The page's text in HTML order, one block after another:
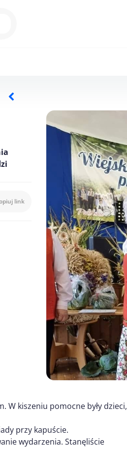
link
W kiszeniu pomocne były dzieci,
przy kapuście.
wydarzenia. Stanęliście